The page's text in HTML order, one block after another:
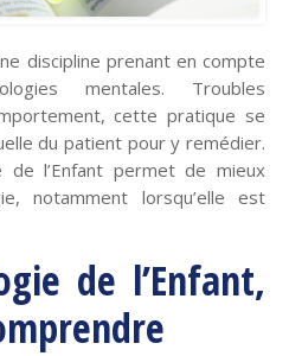
discipline prenant en compte
mentales. Troubles
cette pratique se
du patient pour y remédier.
de l’Enfant permet de mieux
notamment lorsqu’elle est
de l’Enfant,